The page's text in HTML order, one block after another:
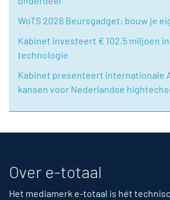
WoTS 2026 Beursgadget: bouw je
Kabinet investeert € 102,5 miljoen
technologie
Kabinet presenteert internationale
kansen voor Nederlandse
Over e-totaal
Het mediamerk e-totaal is hét